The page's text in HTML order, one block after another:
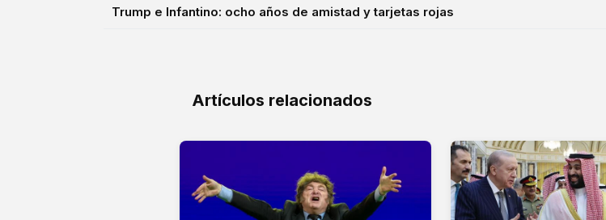
Trump e Infantino: ocho años de amistad y tarjetas rojas
Artículos relacionados